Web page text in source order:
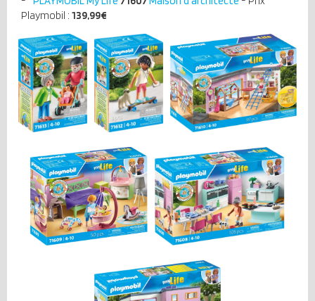
Playmobil : 139,99€